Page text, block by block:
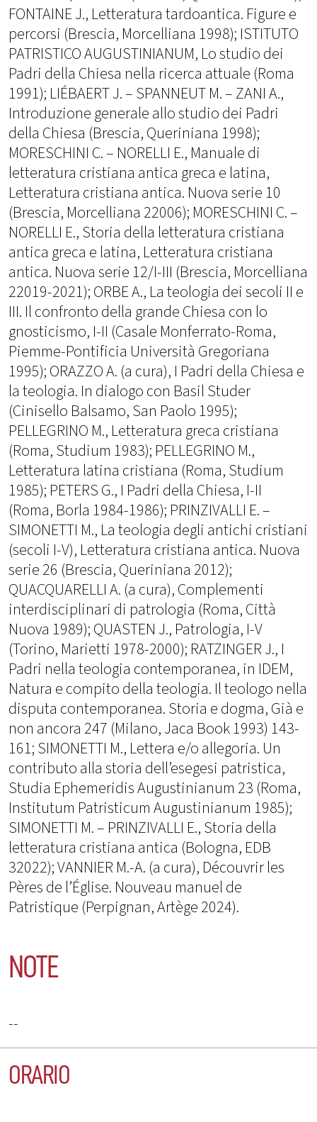
FONTAINE J., Letteratura tardoantica. Figure e
percorsi (Brescia, Morcelliana 1998); ISTITUTO
PATRISTICO AUGUSTINIANUM, Lo studio dei
Padri della Chiesa nella ricerca attuale (Roma
1991); LIÉBAERT J. – SPANNEUT M. – ZANI A.,
Introduzione generale allo studio dei Padri
della Chiesa (Brescia, Queriniana 1998);
MORESCHINI C. – NORELLI E., Manuale di
letteratura cristiana antica greca e latina,
Letteratura cristiana antica. Nuova serie 10
(Brescia, Morcelliana 22006); MORESCHINI C. –
NORELLI E., Storia della letteratura cristiana
antica greca e latina, Letteratura cristiana
antica. Nuova serie 12/I-III (Brescia, Morcelliana
22019-2021); ORBE A., La teologia dei secoli II e
III. Il confronto della grande Chiesa con lo
gnosticismo, I-II (Casale Monferrato-Roma,
Piemme-Pontificia Università Gregoriana
1995); ORAZZO A. (a cura), I Padri della Chiesa e
la teologia. In dialogo con Basil Studer
(Cinisello Balsamo, San Paolo 1995);
PELLEGRINO M., Letteratura greca cristiana
(Roma, Studium 1983); PELLEGRINO M.,
Letteratura latina cristiana (Roma, Studium
1985); PETERS G., I Padri della Chiesa, I-II
(Roma, Borla 1984-1986); PRINZIVALLI E. –
SIMONETTI M., La teologia degli antichi cristiani
(secoli I-V), Letteratura cristiana antica. Nuova
serie 26 (Brescia, Queriniana 2012);
QUACQUARELLI A. (a cura), Complementi
interdisciplinari di patrologia (Roma, Città
Nuova 1989); QUASTEN J., Patrologia, I-V
(Torino, Marietti 1978-2000); RATZINGER J., I
Padri nella teologia contemporanea, in IDEM,
Natura e compito della teologia. Il teologo nella
disputa contemporanea. Storia e dogma, Già e
non ancora 247 (Milano, Jaca Book 1993) 143-
161; SIMONETTI M., Lettera e/o allegoria. Un
contributo alla storia dell’esegesi patristica,
Studia Ephemeridis Augustinianum 23 (Roma,
Institutum Patristicum Augustinianum 1985);
SIMONETTI M. – PRINZIVALLI E., Storia della
letteratura cristiana antica (Bologna, EDB
32022); VANNIER M.-A. (a cura), Découvrir les
Pères de l’Église. Nouveau manuel de
Patristique (Perpignan, Artège 2024).
NOTE
--
ORARIO